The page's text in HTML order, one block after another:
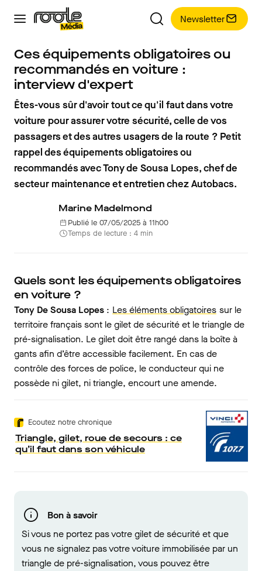
Newsletter
Ces équipements obligatoires ou
recommandés en voiture :
interview d'expert
Êtes-vous sûr d'avoir tout ce qu'il faut dans votre
voiture pour assurer votre sécurité, celle de vos
passagers et des autres usagers de la route ? Petit
rappel des équipements obligatoires ou
recommandés avec Tony de Sousa Lopes, chef de
secteur maintenance et entretien chez Autobacs.
Marine Madelmond
Publié le 07/05/2025 à 11h00
Temps de lecture : 4 min
Quels sont les équipements obligatoires
en voiture ?
Tony De Sousa Lopes : Les éléments obligatoires sur le
territoire français sont le gilet de sécurité et le triangle de
pré-signalisation. Le gilet doit être rangé dans la boîte à
gants afin d’être accessible facilement. En cas de
contrôle des forces de police, le conducteur qui ne
possède ni gilet, ni triangle, encourt une amende.
Ecoutez notre chronique
Triangle, gilet, roue de secours : ce
qu’il faut dans son véhicule
Bon à savoir
Si vous ne portez pas votre gilet de sécurité et que
vous ne signalez pas votre voiture immobilisée par un
triangle de pré-signalisation, vous pouvez être